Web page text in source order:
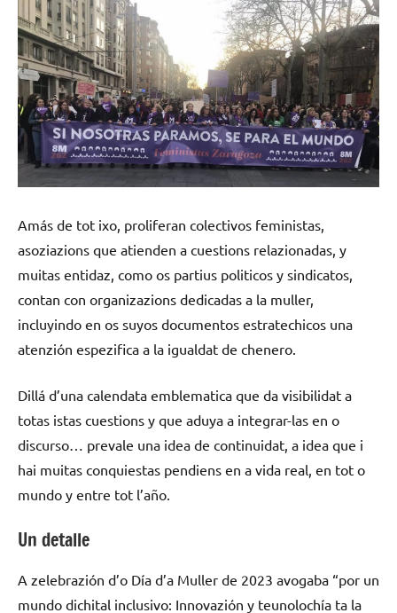
Amás de tot ixo, proliferan colectivos feministas,
asoziazions que atienden a cuestions relazionadas, y
muitas entidaz, como os partius politicos y sindicatos,
contan con organizazions dedicadas a la muller,
incluyindo en os suyos documentos estratechicos una
atenzión espezifica a la igualdat de chenero.
Dillá d’una calendata emblematica que da visibilidat a
totas istas cuestions y que aduya a integrar-las en o
discurso… prevale una idea de continuidat, a idea que i
hai muitas conquiestas pendiens en a vida real, en tot o
mundo y entre tot l’año.
Un detalle
A zelebrazión d’o Día d’a Muller de 2023 avogaba “por un
mundo dichital inclusivo: Innovazión y teunolochía ta la